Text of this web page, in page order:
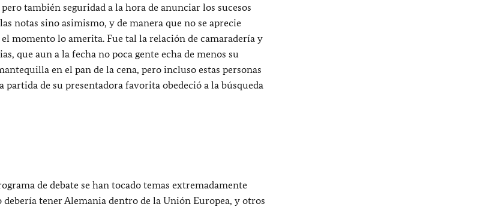
también seguridad a la hora de anunciar los sucesos
notas sino asimismo, y de manera que no se aprecie
momento lo amerita. Fue tal la relación de camaradería y
que aun a la fecha no poca gente echa de menos su
en el pan de la cena, pero incluso estas personas
de su presentadora favorita obedeció a la búsqueda
de debate se han tocado temas extremadamente
tener Alemania dentro de la Unión Europea, y otros